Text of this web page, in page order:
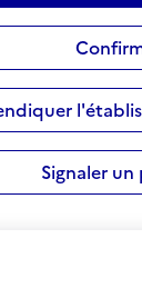
Signaler